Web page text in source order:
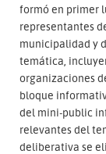
formó en primer
representantes
municipalidad y
temática,
organizaciones
bloque
del mini-public
relevantes del
deliberativa se